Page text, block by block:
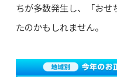
ちが多数発生し、「おせ
たのかもしれません。